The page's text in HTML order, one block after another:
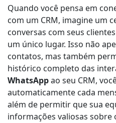
Quando você pensa em
com um CRM, imagine um
conversas com seus
um único lugar. Isso não
contatos, mas também
histórico completo das
WhatsAppao seu CRM,
automaticamente cada
além de permitir que sua
informações valiosas sobre